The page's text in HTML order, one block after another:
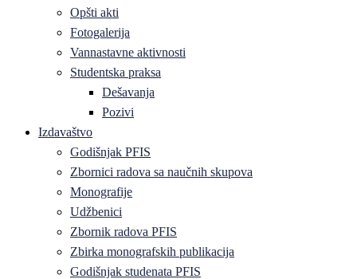
Opšti akti
Fotogalerija
Vannastavne aktivnosti
Studentska praksa
Dešavanja
Pozivi
Izdavaštvo
Godišnjak PFIS
Zbornici radova sa naučnih skupova
Monografije
Udžbenici
Zbornik radova PFIS
Zbirka monografskih publikacija
Godišnjak studenata PFIS